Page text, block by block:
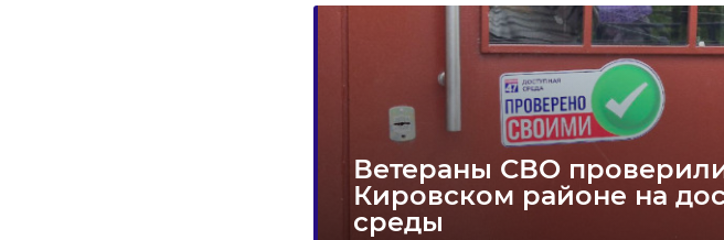
Ветераны СВО
Кировском районе на
среды
пассажирки в аэропорту
Сотрудники транспортной полиции раскрыли
Бумажник, который обронила одна из пассажирок,
уроженец одной из стран ближнего зарубежья.
!видео пулково кража
Украины создавал
сайты банков
Сотрудники УФСБ и УБК ГУ МВД Петербурга и
подозреваемого в мошенничестве, совершенном
сговору.